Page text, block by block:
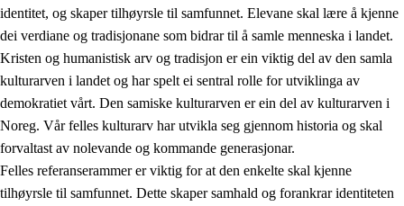
1. Verdigrunnlaget i opplæringa
1.1 Menneskeverdet
1.2 Identitet og kulturelt mangfald
1.3 Kritisk tenking og etisk bevisstheit
1.4 Skaparglede, engasjement og utforskartrong
1.5 Respekt for naturen og miljøbevisstheit
identitet, og skaper tilhøyrsle til samfunnet. Elevane skal lære å kjenne
dei verdiane og tradisjonane som bidrar til å samle menneska i landet.
Kristen og humanistisk arv og tradisjon er ein viktig del av den samla
kulturarven i landet og har spelt ei sentral rolle for utviklinga av
demokratiet vårt. Den samiske kulturarven er ein del av kulturarven i
Noreg. Vår felles kulturarv har utvikla seg gjennom historia og skal
forvaltast av nolevande og kommande generasjonar.
Felles referanserammer er viktig for at den enkelte skal kjenne
tilhøyrsle til samfunnet. Dette skaper samhald og forankrar identiteten